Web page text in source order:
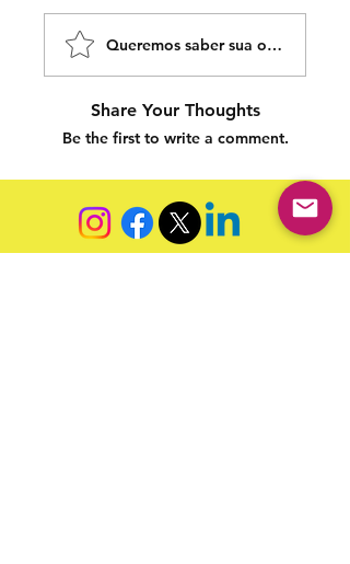
Queremos saber sua opinião
Share Your Thoughts
Be the first to write a comment.